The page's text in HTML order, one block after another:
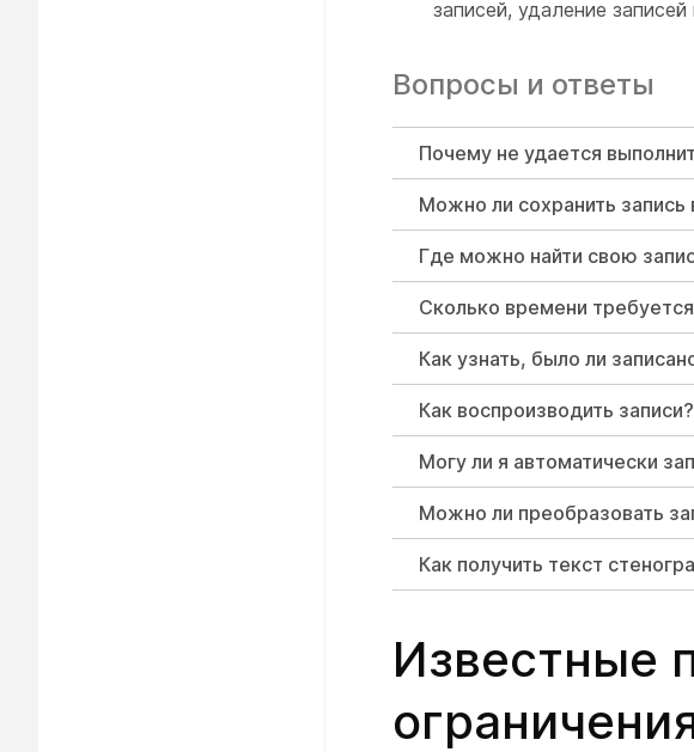
записей, удаление
Вопросы и ответы
Почему не удается
Можно ли сохранить запись
Где можно найти свою
Сколько времени
Как узнать, было ли
Как воспроизводить записи?
Могу ли я автоматически
Можно ли преобразовать
Как получить текст
Известные